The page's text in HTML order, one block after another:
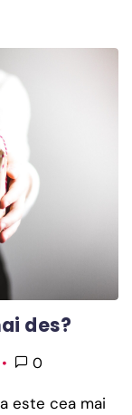
des?
0
este cea mai